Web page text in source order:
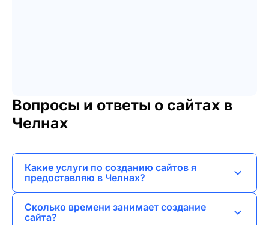
Вопросы и ответы о сайтах в
Челнах
Какие услуги по созданию сайтов я
предоставляю в Челнах?
визиток, корпоративных сайтов, интернет-
Сколько времени занимает создание
сайта?